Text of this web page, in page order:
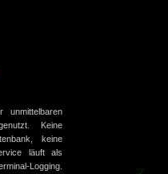
unmittelbaren
Keine
keine
läuft als
Logging.